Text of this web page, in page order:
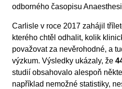
odborného časopisu
Carlisle v roce 2017 zahájil
kterého chtěl odhalit, kolik
považovat za nevěrohodné, a
výzkum. Výsledky ukázaly, že
studií obsahovalo alespoň
například nemožné statistiky,